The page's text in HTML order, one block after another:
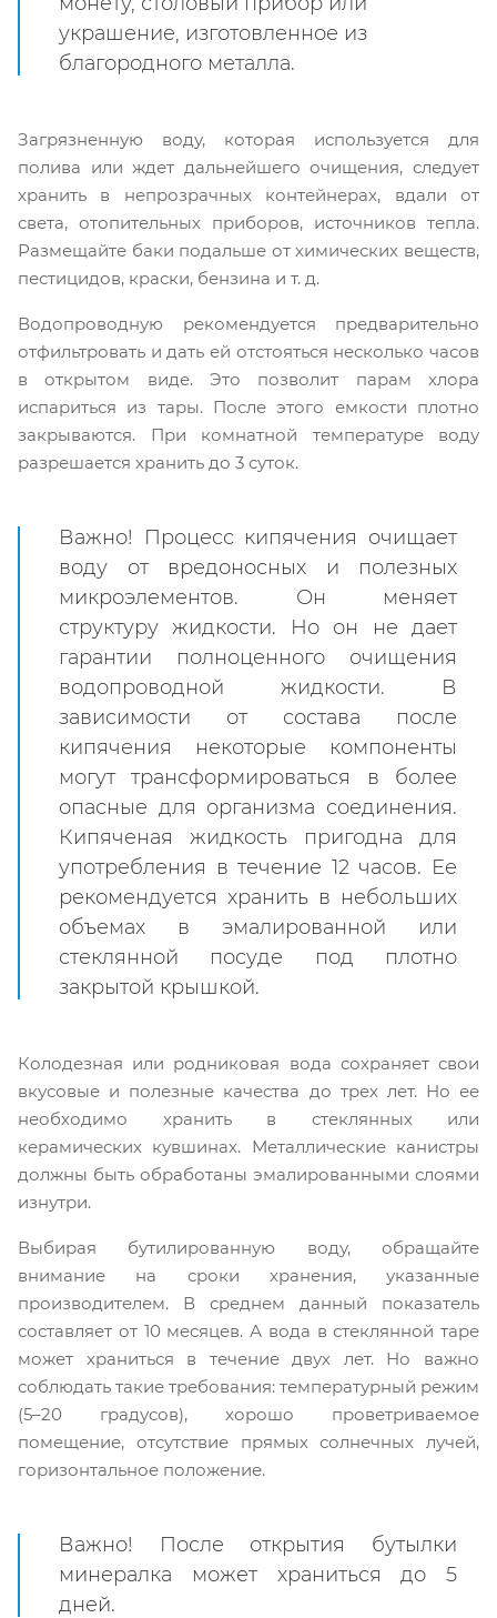
украшение, изготовленное из
благородного металла.
Загрязненную воду, которая используется для
полива или ждет дальнейшего очищения, следует
хранить в непрозрачных контейнерах, вдали от
света, отопительных приборов, источников тепла.
Размещайте баки подальше от химических веществ,
пестицидов, краски, бензина и т. д.
Водопроводную рекомендуется предварительно
отфильтровать и дать ей отстояться несколько часов
в открытом виде. Это позволит парам хлора
испариться из тары. После этого емкости плотно
закрываются. При комнатной температуре воду
разрешается хранить до 3 суток.
Важно! Процесс кипячения очищает
воду от вредоносных и полезных
микроэлементов. Он меняет
структуру жидкости. Но он не дает
гарантии полноценного очищения
водопроводной жидкости. В
зависимости от состава после
кипячения некоторые компоненты
могут трансформироваться в более
опасные для организма соединения.
Кипяченая жидкость пригодна для
употребления в течение 12 часов. Ее
рекомендуется хранить в небольших
объемах в эмалированной или
стеклянной посуде под плотно
закрытой крышкой.
Колодезная или родниковая вода сохраняет свои
вкусовые и полезные качества до трех лет. Но ее
необходимо хранить в стеклянных или
керамических кувшинах. Металлические канистры
должны быть обработаны эмалированными слоями
изнутри.
Выбирая бутилированную воду, обращайте
внимание на сроки хранения, указанные
производителем. В среднем данный показатель
составляет от 10 месяцев. А вода в стеклянной таре
может храниться в течение двух лет. Но важно
соблюдать такие требования: температурный режим
(5–20 градусов), хорошо проветриваемое
помещение, отсутствие прямых солнечных лучей,
горизонтальное положение.
Важно! После открытия бутылки
минералка может храниться до 5
дней.